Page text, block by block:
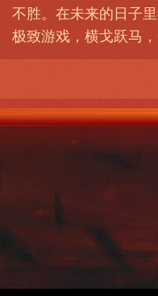
不胜。在未来的日子
极致游戏，横戈跃马
在千军万马前，与你
立地图里，和你谈笑
不变，永不言弃。
城主感言：
这次获奖,感谢魔侠
来，后到的兄弟，在
办越好,希望我们巅峰